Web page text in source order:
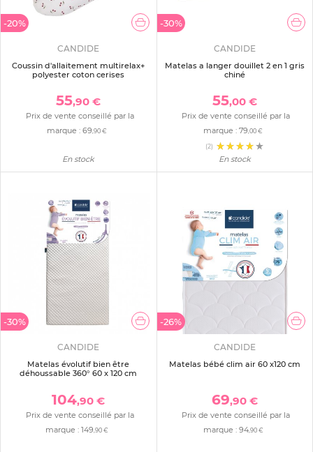
-20%
CANDIDE
Coussin d'allaitement multirelax+
polyester coton cerises
55,90 €
Prix de vente conseillé par la
marque :69,90 €
En stock
-30%
CANDIDE
Matelas a langer douillet 2 en 1 gris
chiné
55,00 €
Prix de vente conseillé par la
marque :79,00 €
(2)
En stock
-30%
CANDIDE
Matelas évolutif bien être
déhoussable 360° 60 x 120 cm
104,90 €
Prix de vente conseillé par la
marque :149,90 €
-26%
CANDIDE
Matelas bébé clim air 60 x120 cm
69,90 €
Prix de vente conseillé par la
marque : 94,90 €